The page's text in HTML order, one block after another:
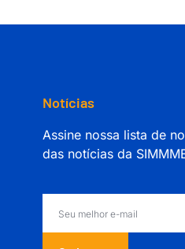
Notícias
Assine nossa lista de
das notícias da